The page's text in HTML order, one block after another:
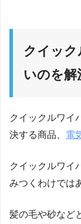
クイッ
いのを解
クイックルワイ
決する商品、 電
クイックルワイ
みつくわけでは
髪の毛や砂など